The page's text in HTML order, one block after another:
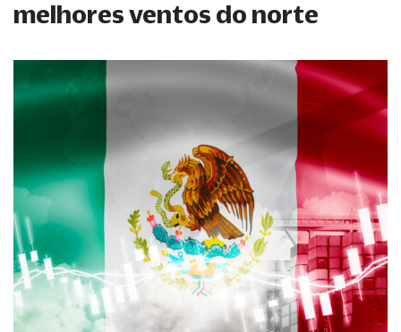
melhores ventos do norte